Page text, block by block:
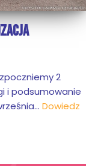
2
i podsumowanie
Dowiedz